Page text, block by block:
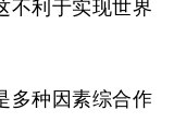
不利于实现世界
种因素综合作